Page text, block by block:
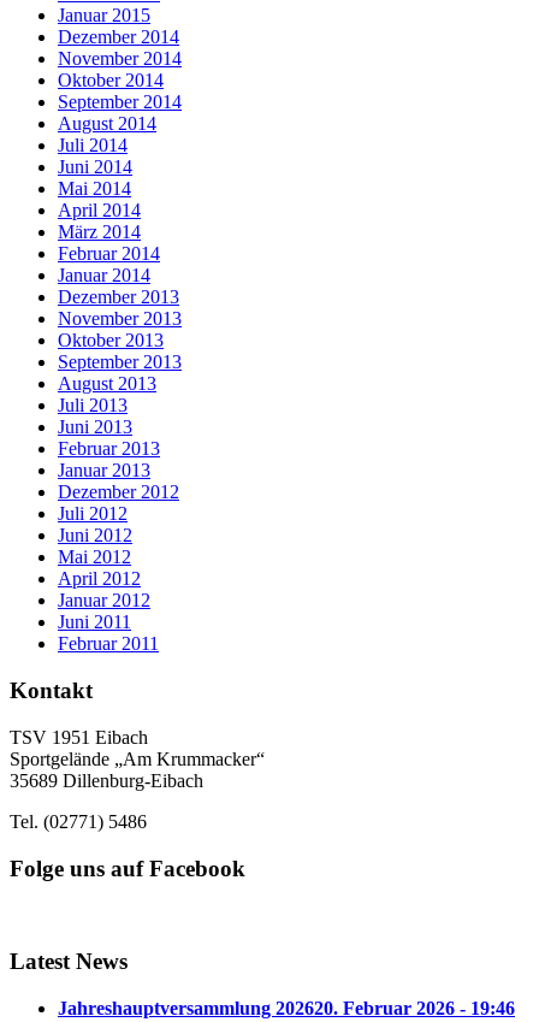
Januar 2015
Dezember 2014
November 2014
Oktober 2014
September 2014
August 2014
Juli 2014
Juni 2014
Mai 2014
April 2014
März 2014
Februar 2014
Januar 2014
Dezember 2013
November 2013
Oktober 2013
September 2013
August 2013
Juli 2013
Juni 2013
Februar 2013
Januar 2013
Dezember 2012
Juli 2012
Juni 2012
Mai 2012
April 2012
Januar 2012
Juni 2011
Februar 2011
Kontakt
TSV 1951 Eibach
Sportgelände „Am Krummacker“
35689 Dillenburg-Eibach
Tel. (02771) 5486
Folge uns auf Facebook
Latest News
Jahreshauptversammlung 202620. Februar 2026 - 19:46